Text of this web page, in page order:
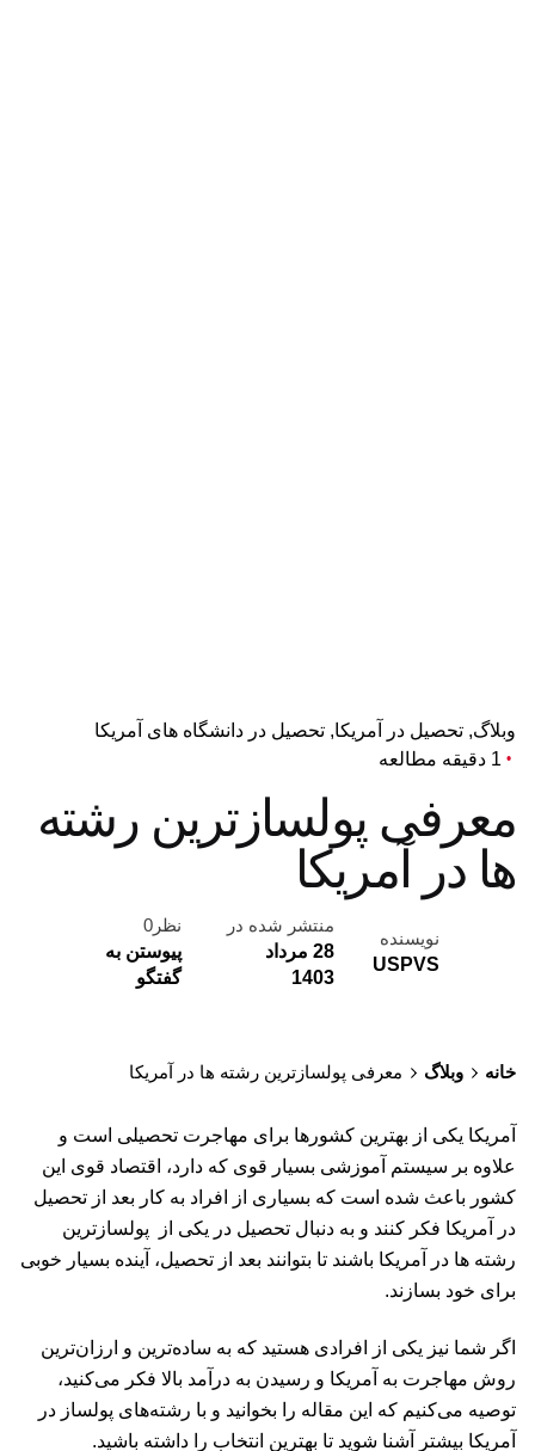
وبلاگ تحصیل در آمریکا تحصیل در دانشگاه های آمریکا
1 دقیقه مطالعه
معرفی پولسازترین رشته
ها در آمریکا
نویسنده
USPVS
منتشر شده در
28 مرداد
1403
نظر0
پیوستن به
گفتگو
خانه وبلاگ معرفی پولسازترین رشته ها در آمریکا
آمریکا یکی از بهترین کشورها برای مهاجرت تحصیلی است و
علاوه بر سیستم آموزشی بسیار قوی که دارد، اقتصاد قوی این
کشور باعث شده است که بسیاری از افراد به کار بعد از تحصیل
در آمریکا فکر کنند و به دنبال تحصیل در یکی از پولسازترین
رشته ها در آمریکا باشند تا بتوانند بعد از تحصیل، آینده بسیار خوبی
برای خود بسازند.
اگر شما نیز یکی از افرادی هستید که به ساده‌ترین و ارزان‌ترین
روش مهاجرت به آمریکا و رسیدن به درآمد بالا فکر می‌کنید،
توصیه می‌کنیم که این مقاله را بخوانید و با رشته‌های پولساز در
آمریکا بیشتر آشنا شوید تا بهترین انتخاب را داشته باشید.